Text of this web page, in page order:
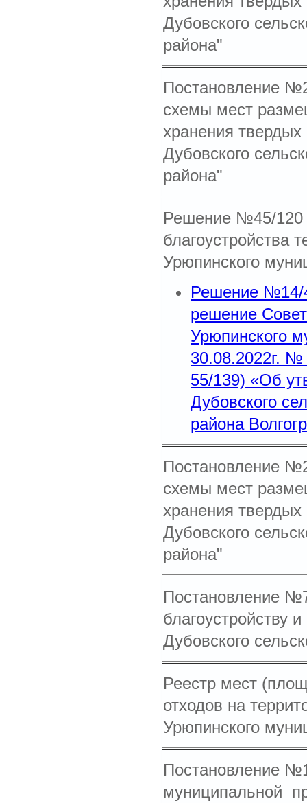
Дубовского
района"
Постановление
схемы мест
хранения
Дубовского
района"
Решение №45/120
благоустройства
Урюпинского
Решение №14/
решение Совет
Урюпинского
30.08.2022г.
55/139) «Об
Дубовского
района
Постановление
схемы мест
хранения
Дубовского
района"
Постановление
благоустройству
Дубовского
Реестр мест
отходов на
Урюпинского
Постановление
муниципальной